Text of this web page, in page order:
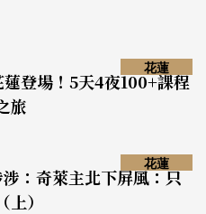
登場！5天4夜100+課程
旅
花蓮
：奇萊主北下屏風：只
）
花蓮